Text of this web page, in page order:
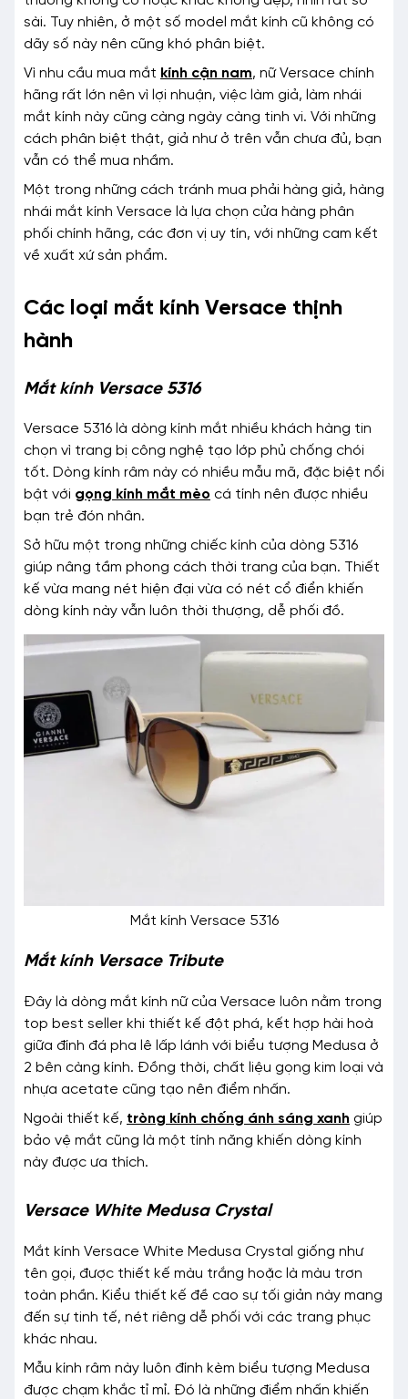
sài. Tuy nhiên, ở một số model mắt kính cũ không có
dãy số này nên cũng khó phân biệt.
Vì nhu cầu mua mắt kính cận nam, nữ Versace chính
hãng rất lớn nên vì lợi nhuận, việc làm giả, làm nhái
mắt kính này cũng càng ngày càng tinh vi. Với những
cách phân biệt thật, giả như ở trên vẫn chưa đủ, bạn
vẫn có thể mua nhầm.
Một trong những cách tránh mua phải hàng giả, hàng
nhái mắt kính Versace là lựa chọn cửa hàng phân
phối chính hãng, các đơn vị uy tín, với những cam kết
về xuất xứ sản phẩm.
Các loại mắt kính Versace thịnh
hành
Mắt kính Versace 5316
Versace 5316 là dòng kính mắt nhiều khách hàng tin
chọn vì trang bị công nghệ tạo lớp phủ chống chói
tốt. Dòng kính râm này có nhiều mẫu mã, đặc biệt nổi
bật với gọng kính mắt mèo cá tính nên được nhiều
bạn trẻ đón nhân.
Sở hữu một trong những chiếc kính của dòng 5316
giúp nâng tầm phong cách thời trang của bạn. Thiết
kế vừa mang nét hiện đại vừa có nét cổ điển khiến
dòng kính này vẫn luôn thời thượng, dễ phối đồ.
Mắt kính Versace 5316
Mắt kính Versace Tribute
Đây là dòng mắt kính nữ của Versace luôn nằm trong
top best seller khi thiết kế đột phá, kết hợp hài hoà
giữa đính đá pha lê lấp lánh với biểu tượng Medusa ở
2 bên càng kính. Đồng thời, chất liệu gọng kim loại và
nhựa acetate cũng tạo nên điểm nhấn.
Ngoài thiết kế, tròng kính chống ánh sáng xanh giúp
bảo vệ mắt cũng là một tính năng khiến dòng kính
này được ưa thích.
Versace White Medusa Crystal
Mắt kính Versace White Medusa Crystal giống như
tên gọi, được thiết kế màu trắng hoặc là màu trơn
toàn phần. Kiểu thiết kế đề cao sự tối giản này mang
đến sự tinh tế, nét riêng dễ phối với các trang phục
khác nhau.
Mẫu kính râm này luôn đính kèm biểu tượng Medusa
được chạm khắc tỉ mỉ. Đó là những điểm nhấn khiến